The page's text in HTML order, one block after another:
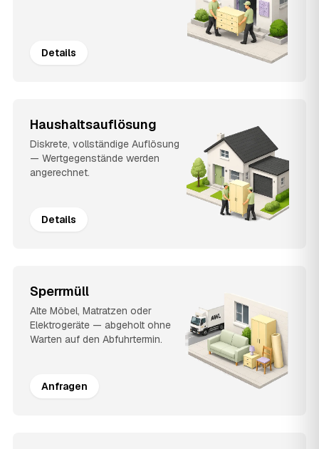
Details
Haushaltsauflösung
Diskrete, vollständige Auflösung
— Wertgegenstände werden
angerechnet.
Details
Sperrmüll
Alte Möbel, Matratzen oder
Elektrogeräte — abgeholt ohne
Warten auf den Abfuhrtermin.
Anfragen